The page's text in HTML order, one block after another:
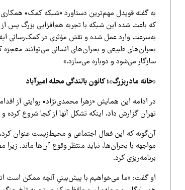
که باعث شده این شبکه با تجربه هم‌افزایی بزرگ پس
به‌سرعت وارد عمل شده و نقش مؤثری در کمک‌رسانی
بحران‌های طبیعی و بحران‌های انسانی می‌توانند
سازگار می‌شود و دوباره می‌سازد.»
«خانه مادر‌بزرگ»؛ کانون بالندگی محله امیرآباد
در ادامه این همایش «زهرا محمدی‌نژاد» روایتی از
تهران گزارش داد، اینکه تشکل آنها از کجا شروع کرده
آن‌گونه که این فعال اجتماعی و محیط‌زیست عنوان کرد،
مواجهه با بحران‌ها، نباید منتظر وقوع آن‌ها ماند.
برنامه‌ریزی کرد.
او گفت: «ما می‌خواهیم با پیش‌بینیِ آنچه ممکن است